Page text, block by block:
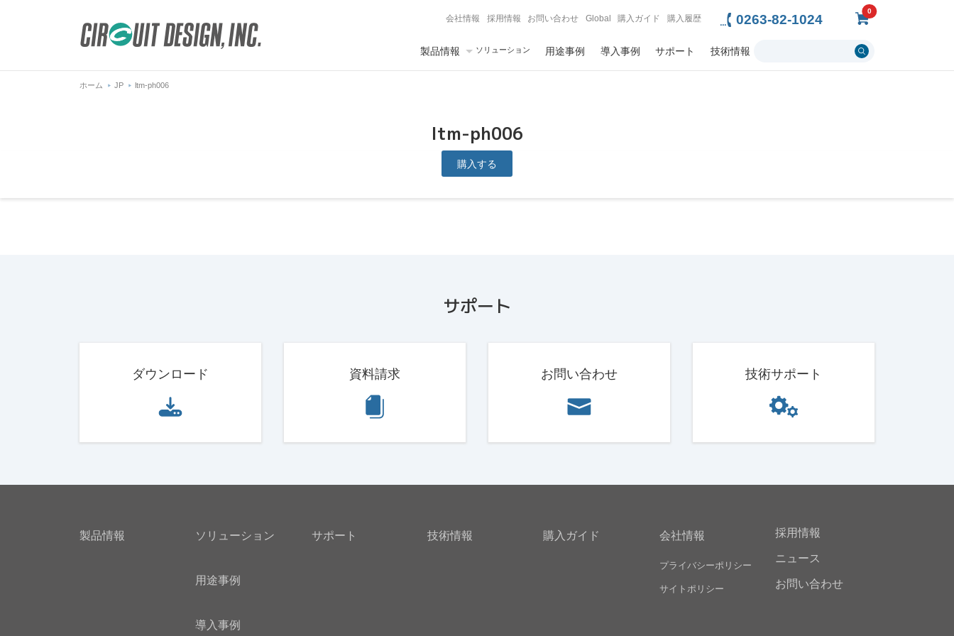
0
会社情報 採用情報 お問い合わせ Global 購入ガイド 購入履歴 0263-82-1024
製品情報 ソリューション 用途事例 導入事例 サポート 技術情報
ホーム JP ltm-ph006
ltm-ph006
購入する
サポート
ダウンロード 資料請求 お問い合わせ 技術サポート
製品情報 ソリューション
用途事例
導入事例
サポート 技術情報 購入ガイド 会社情報
プライバシーポリシー
サイトポリシー
採用情報
ニュース
お問い合わせ